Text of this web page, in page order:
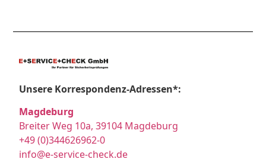
Unsere Korrespondenz-Adressen*:
Magdeburg
Breiter Weg 10a, 39104 Magdeburg
+49 (0)344626962-0
info@e-service-check.de